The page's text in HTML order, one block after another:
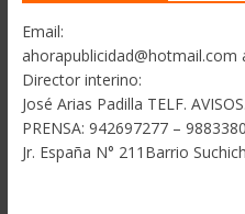
Email:
ahorapublicidad@hotmail.com
Director interino:
José Arias Padilla TELF.
PRENSA: 942697277 –
Jr. España N° 211Barrio